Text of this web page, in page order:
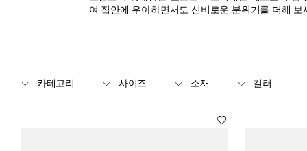
여 집안에 우아하면서도 신비로운 분위기를 더해
카테고리 사이즈 소재 컬러